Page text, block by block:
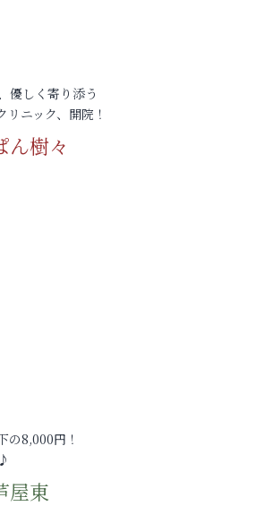
優しく寄り添う
ニック、開院！
ん樹々
の8,000円！
屋東